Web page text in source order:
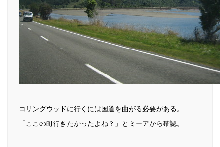
コリングウッドに行くには国道を曲がる必要がある。
「ここの町行きたかったよね？」とミーアから確認。